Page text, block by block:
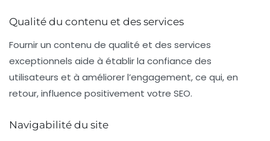
Qualité du contenu et des services
Fournir un contenu de qualité et des services
exceptionnels aide à établir la confiance des
utilisateurs et à améliorer l’engagement, ce qui, en
retour, influence positivement votre SEO.
Navigabilité du site